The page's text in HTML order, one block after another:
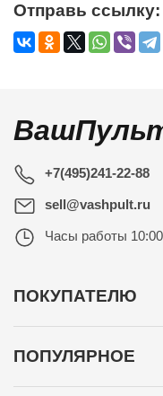
Отправь ссылку:
+7(495)241-22-88
sell@vashpult.ru
Часы работы
ПОКУПАТЕЛЮ
ПОПУЛЯРНОЕ